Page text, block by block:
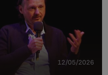
12/05/2026